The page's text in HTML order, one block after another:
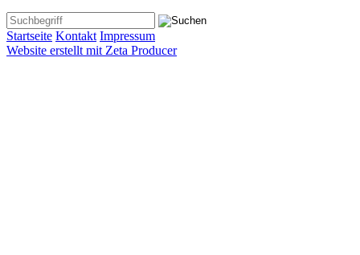
Startseite Kontakt Impressum
Website erstellt mit Zeta Producer